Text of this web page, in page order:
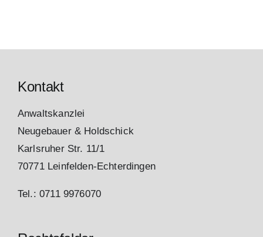
Kontakt
Anwaltskanzlei
Neugebauer & Holdschick
Karlsruher Str. 11/1
70771 Leinfelden-Echterdingen
Tel.: 0711 9976070